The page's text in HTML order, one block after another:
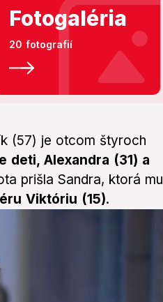
Fotogaléria
20 fotografií
(57) je otcom štyroch
deti, Alexandra (31) a
prišla Sandra, ktorá mu
Viktóriu (15).